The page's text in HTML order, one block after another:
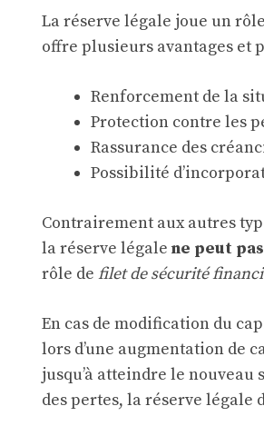
La réserve légale joue un rôle
offre plusieurs avantages et
Renforcement de la
Protection contre les
Rassurance des
Possibilité
Contrairement aux autres
la réserve légale ne peut
rôle de filet de sécurité
En cas de modification du
lors d’une augmentation de
jusqu’à atteindre le
des pertes, la réserve légale